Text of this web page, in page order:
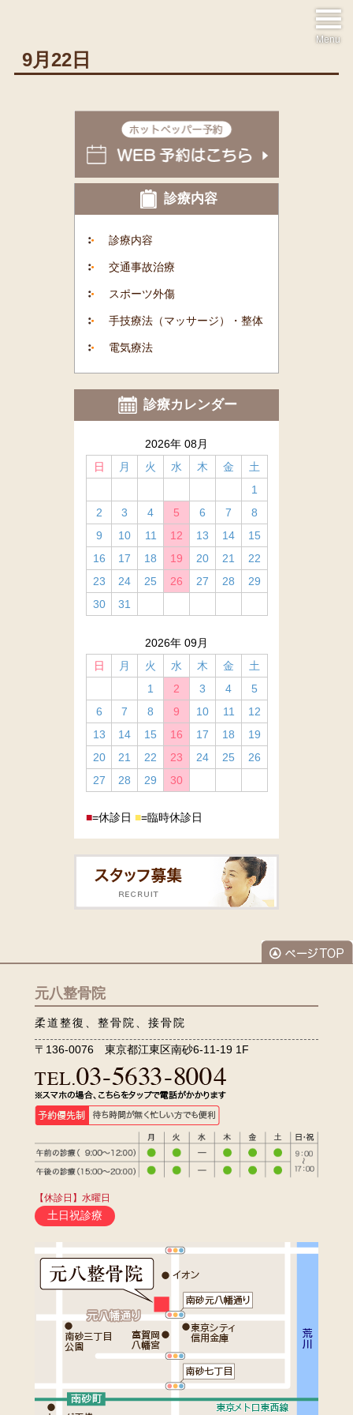
Menu
9月22日
診療内容
診療内容
交通事故治療
スポーツ外傷
手技療法（マッサージ）・整体
電気療法
診療カレンダー
2026年 08月
日
月 火 水 木 金
土
1
2
3 4 5 6 7
8
9
10 11 12 13 14
15
16
17 18 19 20 21
22
23
24 25 26 27 28
29
30
31
2026年 09月
日
月 火 水 木 金
土
1
2 3 4
5
6
7 8 9 10 11
12
13
14 15 16 17 18
19
20
21 22 23 24 25
26
27
28 29 30
■=休診日 ■=臨時休診日
元八整骨院
柔道整復、整骨院、接骨院
〒136-0076 東京都江東区南砂6-11-19 1F
【休診日】水曜日
土日祝診療